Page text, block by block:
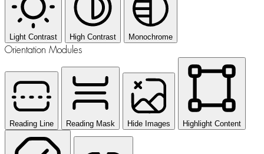
Light Contrast High Contrast Monochrome
Orientation Modules
Reading Line Reading Mask Hide Images Highlight Content